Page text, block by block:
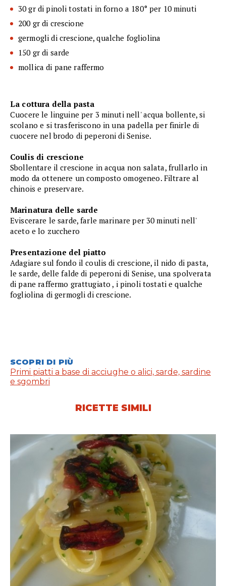
30 gr di pinoli tostati in forno a 180° per 10 minuti
200 gr di crescione
germogli di crescione, qualche fogliolina
150 gr di sarde
mollica di pane raffermo
La cottura della pasta
Cuocere le linguine per 3 minuti nell' acqua bollente, si
scolano e si trasferiscono in una padella per finirle di
cuocere nel brodo di peperoni di Senise.
Coulis di crescione
Sbollentare il crescione in acqua non salata, frullarlo in
modo da ottenere un composto omogeneo. Filtrare al
chinois e preservare.
Marinatura delle sarde
Eviscerare le sarde, farle marinare per 30 minuti nell'
aceto e lo zucchero
Presentazione del piatto
Adagiare sul fondo il coulis di crescione, il nido di pasta,
le sarde, delle falde di peperoni di Senise, una spolverata
di pane raffermo grattugiato , i pinoli tostati e qualche
fogliolina di germogli di crescione.
SCOPRI DI PIÙ
Primi piatti a base di acciughe o alici, sarde, sardine
e sgombri
RICETTE SIMILI